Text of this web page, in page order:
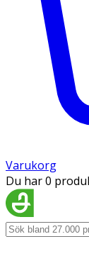
Varukorg
Du har 0